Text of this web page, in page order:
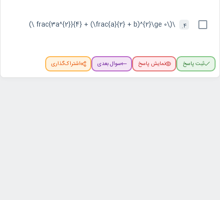
4.
\(\frac{3a^{2}}{4} + (\frac{a}{2} + b)^{2}\ge 0 \)
ثبت پاسخ نمایش پاسخ سوال بعدی اشتراک‌گذاری